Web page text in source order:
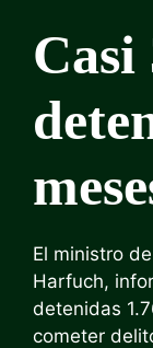
Casi
El ministro
Harfuch,
detenidas
cometer